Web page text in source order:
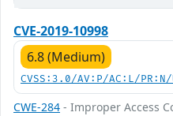
CVE-2019-10998
6.8 (Medium)
CVSS:3.0/AV:P/AC:L/
CWE-284 - Improper Access